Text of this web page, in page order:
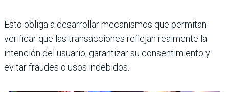
Esto obliga a desarrollar mecanismos que permitan
verificar que las transacciones reflejan realmente la
intención del usuario, garantizar su consentimiento y
evitar fraudes o usos indebidos.